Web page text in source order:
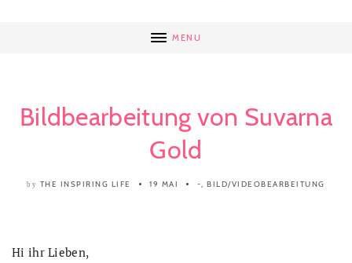
MENU
Bildbearbeitung von Suvarna
Gold
by THE INSPIRING LIFE 19 MAI -,BILD/VIDEOBEARBEITUNG
Hi ihr Lieben,